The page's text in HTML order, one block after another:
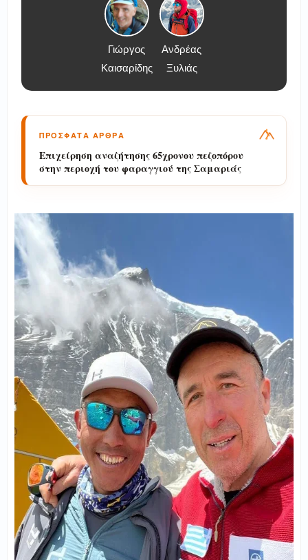
Γιώργος
Καισαρίδης
Ανδρέας
Ξυλιάς
ΠΡΟΣΦΑΤΑ ΑΡΘΡΑ
Διάσωση πεζοπόρου τουρίστα στην περιοχή
των Κολυμπίων